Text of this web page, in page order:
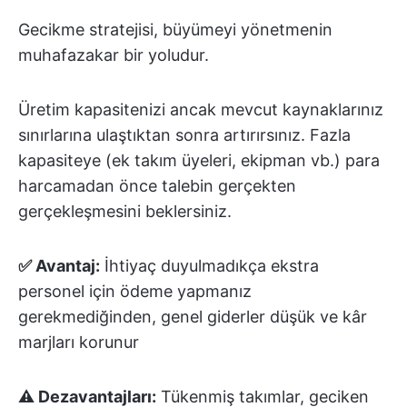
Gecikme stratejisi, büyümeyi yönetmenin
muhafazakar bir yoludur.
Üretim kapasitenizi ancak mevcut kaynaklarınız
sınırlarına ulaştıktan sonra artırırsınız. Fazla
kapasiteye (ek takım üyeleri, ekipman vb.) para
harcamadan önce talebin gerçekten
gerçekleşmesini beklersiniz.
✅ Avantaj: İhtiyaç duyulmadıkça ekstra
personel için ödeme yapmanız
gerekmediğinden, genel giderler düşük ve kâr
marjları korunur
⚠️ Dezavantajları: Tükenmiş takımlar, geciken